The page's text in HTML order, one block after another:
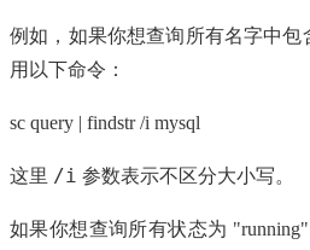
例如，如果你想查询所有名字中包
用以下命令：
sc query | findstr /i mysql
这里 /i 参数表示不区分大小写。
如果你想查询所有状态为